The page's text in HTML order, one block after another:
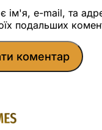
ім'я, e-mail, та
подальших